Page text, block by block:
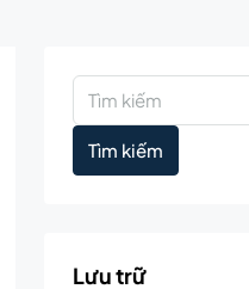
Tìm kiếm
Lưu trữ